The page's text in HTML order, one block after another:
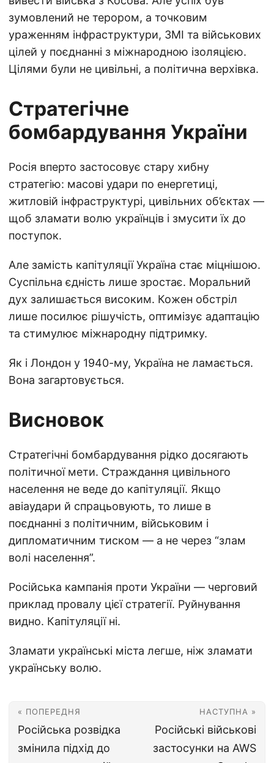
зумовлений не терором, а точковим
ураженням інфраструктури, ЗМІ та військових
цілей у поєднанні з міжнародною ізоляцією.
Цілями були не цивільні, а політична верхівка.
Стратегічне
бомбардування України
Росія вперто застосовує стару хибну
стратегію: масові удари по енергетиці,
житловій інфраструктурі, цивільних об’єктах —
щоб зламати волю українців і змусити їх до
поступок.
Але замість капітуляції Україна стає міцнішою.
Суспільна єдність лише зростає. Моральний
дух залишається високим. Кожен обстріл
лише посилює рішучість, оптимізує адаптацію
та стимулює міжнародну підтримку.
Як і Лондон у 1940-му, Україна не ламається.
Вона загартовується.
Висновок
Стратегічні бомбардування рідко досягають
політичної мети. Страждання цивільного
населення не веде до капітуляції. Якщо
авіаудари й спрацьовують, то лише в
поєднанні з політичним, військовим і
дипломатичним тиском — а не через “злам
волі населення”.
Російська кампанія проти України — черговий
приклад провалу цієї стратегії. Руйнування
видно. Капітуляції ні.
Зламати українські міста легше, ніж зламати
українську волю.
« ПОПЕРЕДНЯ
Російська розвідка
змінила підхід до
НАСТУПНА »
Російські військові
застосунки на AWS